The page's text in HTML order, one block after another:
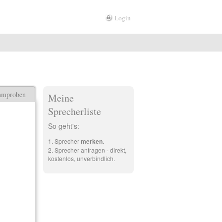
Login
Meine
Sprecherliste
So geht's:
Sprechermerken.
Sprecher anfragen - direkt,
kostenlos, unverbindlich.